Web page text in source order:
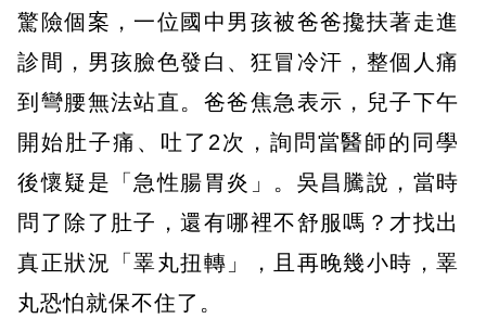
驚險個案，一位國中男孩被爸爸攙扶著走進
診間，男孩臉色發白、狂冒冷汗，整個人痛
到彎腰無法站直。爸爸焦急表示，兒子下午
開始肚子痛、吐了2次，詢問當醫師的同學
後懷疑是「急性腸胃炎」。吳昌騰說，當時
問了除了肚子，還有哪裡不舒服嗎？才找出
真正狀況「睪丸扭轉」，且再晚幾小時，睪
丸恐怕就保不住了。